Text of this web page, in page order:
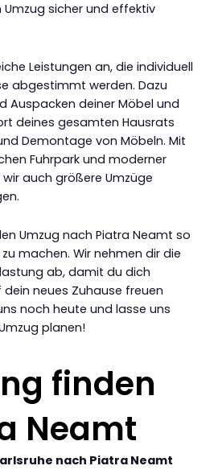
sicher und effektiv
Leistungen an, die individuell
abgestimmt werden. Dazu
Auspacken deiner Möbel und
deines gesamten Hausrats
Demontage von Möbeln. Mit
Fuhrpark und moderner
auch größere Umzüge
Umzug nach Piatra Neamt so
machen. Wir nehmen dir die
ab, damit du dich
neues Zuhause freuen
noch heute und lasse uns
planen!
finden
Neamt
nach Piatra Neamt